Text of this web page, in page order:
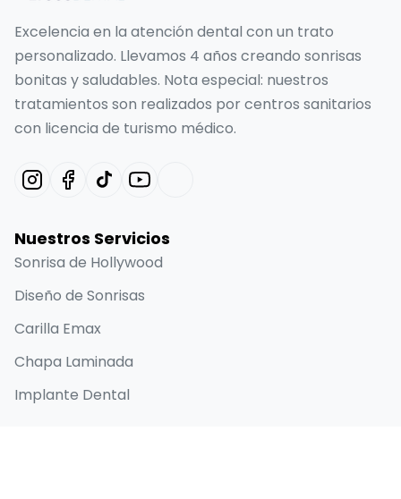
Excelencia en la atención dental con un trato
personalizado. Llevamos 4 años creando sonrisas
bonitas y saludables. Nota especial: nuestros
tratamientos son realizados por centros sanitarios
con licencia de turismo médico.
Nuestros Servicios
Sonrisa de Hollywood
Diseño de Sonrisas
Carilla Emax
Chapa Laminada
Implante Dental